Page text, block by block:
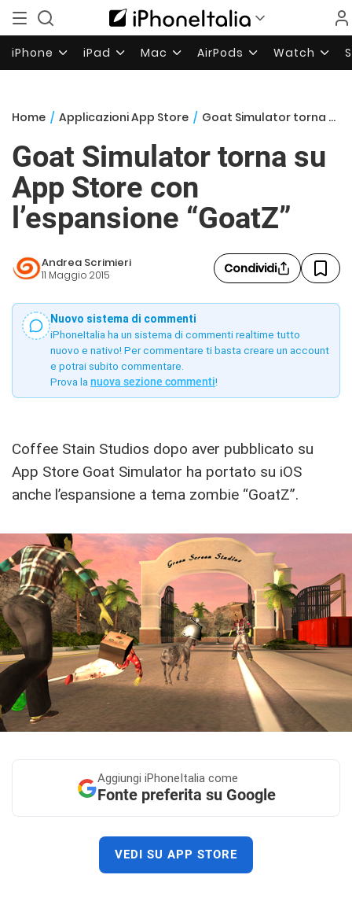
iPhone iPad Mac AirPods Watch
Home / Applicazioni App Store / Goat Simulator torna su App Store con l’espansione “GoatZ”
Goat Simulator torna su
App Store con
l’espansione “GoatZ”
Andrea Scrimieri
11 Maggio 2015 Condividi
Nuovo sistema di commenti
iPhoneItalia ha un sistema di commenti realtime tutto
nuovo e nativo! Per commentare ti basta creare un account
e potrai subito commentare.
Prova la nuova sezione commenti!
Coffee Stain Studios dopo aver pubblicato su
App Store Goat Simulator ha portato su iOS
anche l’espansione a tema zombie “GoatZ”.
Aggiungi iPhoneItalia come
Fonte preferita su Google
VEDI SU APP STORE